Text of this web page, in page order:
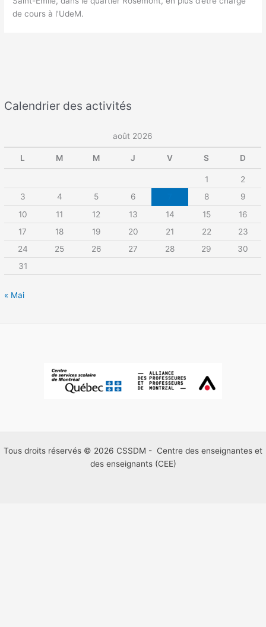
Calendrier des activités
août 2026
L M M J V S D
1
2
3
4 5 6 8
9
10
11 12 13 14 15
16
17
18 19 20 21 22
23
24
25 26 27 28 29
30
31
« Mai
de cours à l’UdeM.
Tous droits réservés © 2026 CSSDM - Centre des enseignantes et
des enseignants (CEE)